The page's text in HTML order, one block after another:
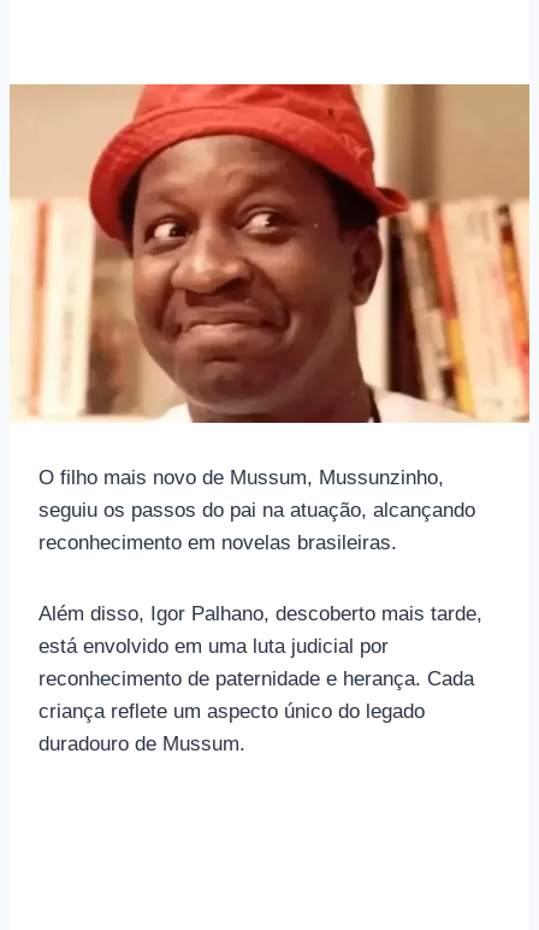
O filho mais novo de Mussum, Mussunzinho,
seguiu os passos do pai na atuação, alcançando
reconhecimento em novelas brasileiras.
Além disso, Igor Palhano, descoberto mais tarde,
está envolvido em uma luta judicial por
reconhecimento de paternidade e herança. Cada
criança reflete um aspecto único do legado
duradouro de Mussum.